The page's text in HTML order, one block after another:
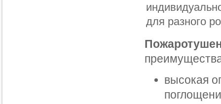
для разного
высокая